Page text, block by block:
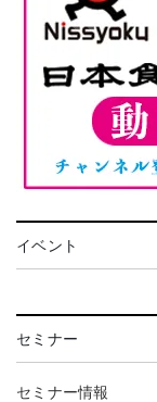
イベント
セミナー
セミナー情報